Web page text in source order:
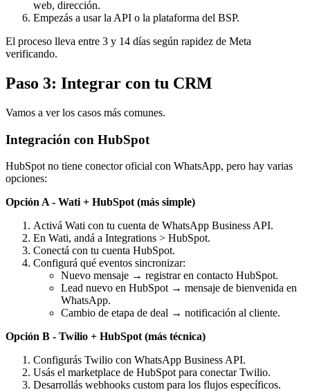
web, dirección.
Empezás a usar la API o la plataforma del BSP.
El proceso lleva entre 3 y 14 días según rapidez de Meta
verificando.
Paso 3: Integrar con tu CRM
Vamos a ver los casos más comunes.
Integración con HubSpot
HubSpot no tiene conector oficial con WhatsApp, pero hay varias
opciones:
Opción A - Wati + HubSpot (más simple)
Activá Wati con tu cuenta de WhatsApp Business API.
En Wati, andá a Integrations > HubSpot.
Conectá con tu cuenta HubSpot.
Configurá qué eventos sincronizar:
Nuevo mensaje → registrar en contacto HubSpot.
Lead nuevo en HubSpot → mensaje de bienvenida en
WhatsApp.
Cambio de etapa de deal → notificación al cliente.
Opción B - Twilio + HubSpot (más técnica)
Configurás Twilio con WhatsApp Business API.
Usás el marketplace de HubSpot para conectar Twilio.
Desarrollás webhooks custom para los flujos específicos.